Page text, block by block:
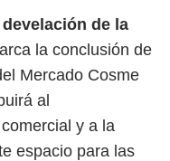
develación de la
la conclusión de
Mercado Cosme
al
y a la
espacio para las